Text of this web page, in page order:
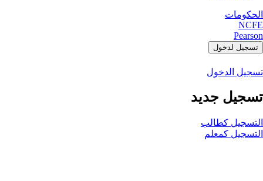
الحكومات
NCFE
Pearson
تسجيل لدخول
تسجيل الدخول
تسجيل جديد
التسجيل كطالب
التسجيل كمعلم